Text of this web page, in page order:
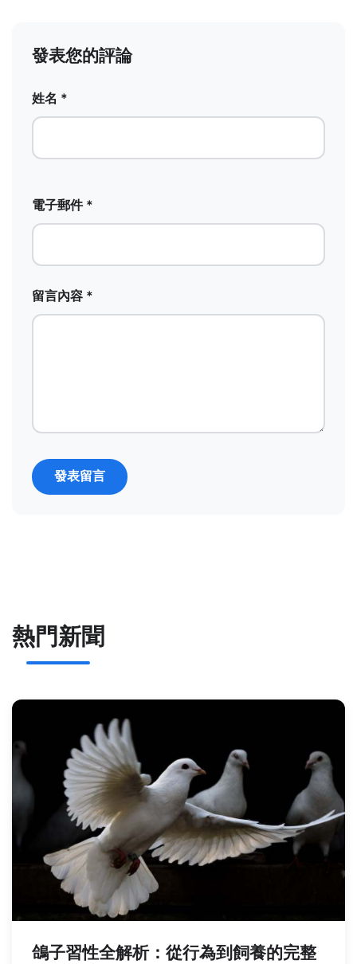
發表您的評論
姓名 *
電子郵件 *
留言內容 *
發表留言
熱門新聞
鴿子習性全解析：從行為到飼養的完整